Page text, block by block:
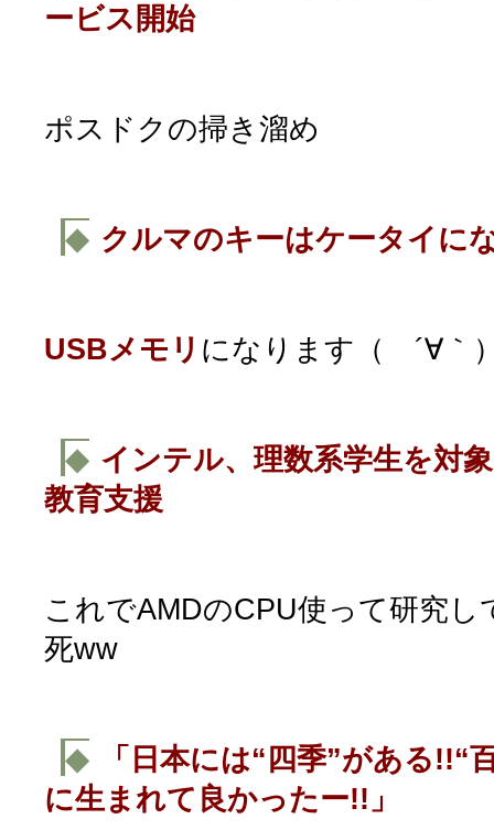
ービス開始
ポスドクの掃き溜め
◆ クルマのキーはケータイに
USBメモリ になります（ ´∀｀
◆ インテル、理数系学生を対
教育支援
これでAMDのCPU使って研究
死ww
◆
「日本には“四季”がある
に生まれて良かったー!!」